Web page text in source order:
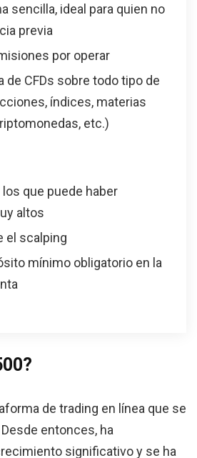
sencilla, ideal para quien no
previa
por operar
de CFDs sobre todo tipo de
índices, materias
etc.)
que puede haber
altos
el scalping
mínimo obligatorio en la
de trading en línea que se
entonces, ha
significativo y se ha